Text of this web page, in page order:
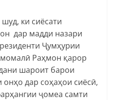
ки сиёсати
дар мадди назари
Ҷумҳурии
Раҳмон қарор
шароит барои
дар соҳаҳои сиёсӣ,
ҷомеа самти